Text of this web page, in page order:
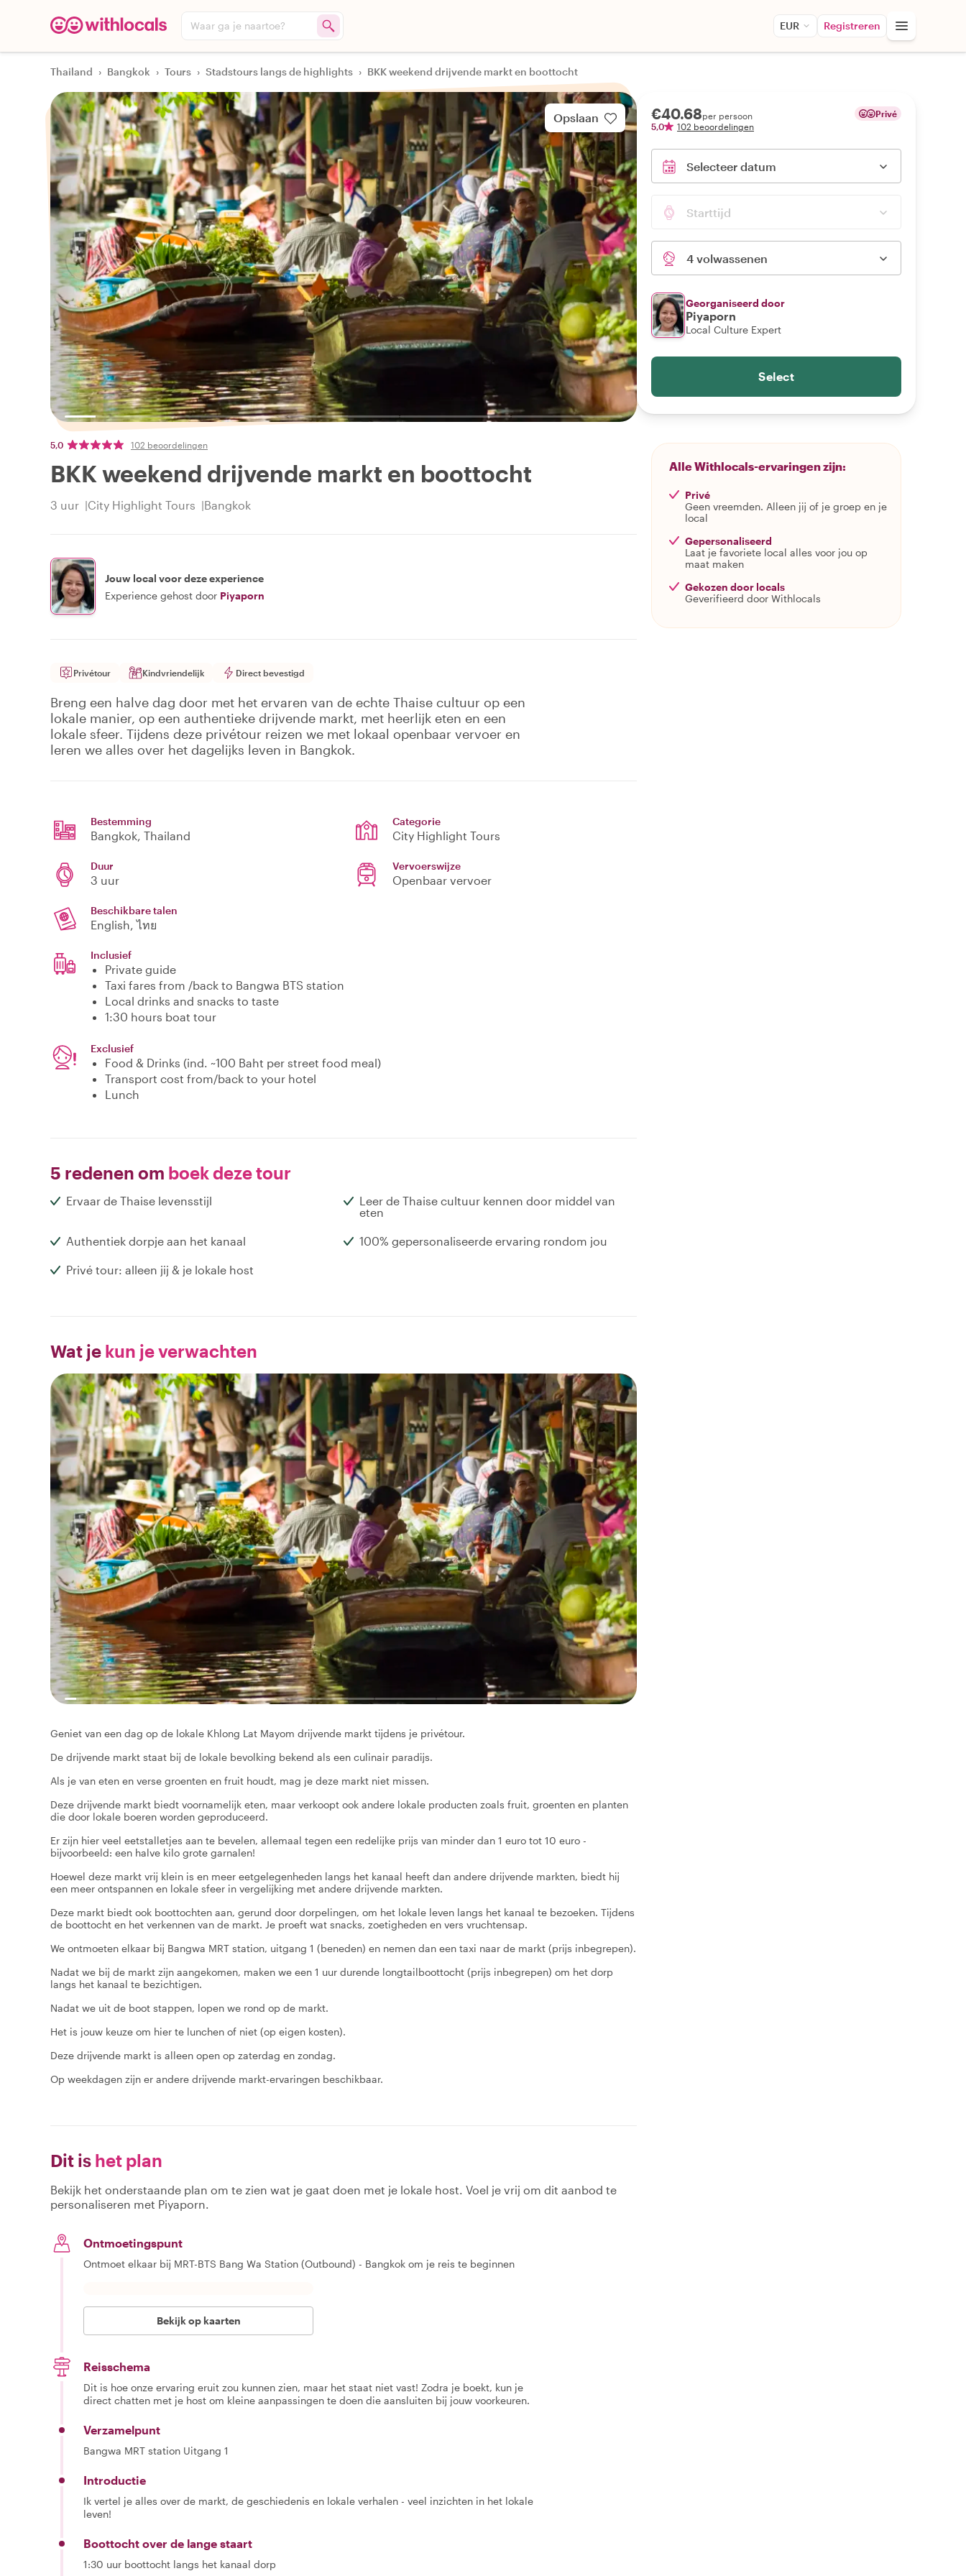
Waar ga je naartoe? EUR Registreren
Thailand › Bangkok › Tours › Stadstours langs de highlights › BKK weekend drijvende markt en boottocht
Opslaan
5,0 102 beoordelingen
BKK weekend drijvende markt en boottocht
3 uur City Highlight Tours Bangkok
Jouw local voor deze experience
Experience gehost door Piyaporn
Privétour Kindvriendelijk Direct bevestigd
Breng een halve dag door met het ervaren van de echte Thaise cultuur op een
lokale manier, op een authentieke drijvende markt, met heerlijk eten en een
lokale sfeer. Tijdens deze privétour reizen we met lokaal openbaar vervoer en
leren we alles over het dagelijks leven in Bangkok.
Bestemming
Bangkok, Thailand
Categorie
City Highlight Tours
Duur
3 uur
Vervoerswijze
Openbaar vervoer
Beschikbare talen
English, ไทย
Inclusief
Private guide
Taxi fares from /back to Bangwa BTS station
Local drinks and snacks to taste
1:30 hours boat tour
Exclusief
Food & Drinks (ind. ~100 Baht per street food meal)
Transport cost from/back to your hotel
Lunch
5 redenen om boek deze tour
Ervaar de Thaise levensstijl
Leer de Thaise cultuur kennen door middel van
eten
Authentiek dorpje aan het kanaal 100% gepersonaliseerde ervaring rondom jou
Privé tour: alleen jij & je lokale host
Wat je kun je verwachten
Geniet van een dag op de lokale Khlong Lat Mayom drijvende markt tijdens je privétour.
De drijvende markt staat bij de lokale bevolking bekend als een culinair paradijs.
Als je van eten en verse groenten en fruit houdt, mag je deze markt niet missen.
Deze drijvende markt biedt voornamelijk eten, maar verkoopt ook andere lokale producten zoals fruit, groenten en planten
die door lokale boeren worden geproduceerd.
Er zijn hier veel eetstalletjes aan te bevelen, allemaal tegen een redelijke prijs van minder dan 1 euro tot 10 euro -
bijvoorbeeld: een halve kilo grote garnalen!
Hoewel deze markt vrij klein is en meer eetgelegenheden langs het kanaal heeft dan andere drijvende markten, biedt hij
een meer ontspannen en lokale sfeer in vergelijking met andere drijvende markten.
Deze markt biedt ook boottochten aan, gerund door dorpelingen, om het lokale leven langs het kanaal te bezoeken. Tijdens
de boottocht en het verkennen van de markt. Je proeft wat snacks, zoetigheden en vers vruchtensap.
We ontmoeten elkaar bij Bangwa MRT station, uitgang 1 (beneden) en nemen dan een taxi naar de markt (prijs inbegrepen).
Nadat we bij de markt zijn aangekomen, maken we een 1 uur durende longtailboottocht (prijs inbegrepen) om het dorp
langs het kanaal te bezichtigen.
Nadat we uit de boot stappen, lopen we rond op de markt.
Het is jouw keuze om hier te lunchen of niet (op eigen kosten).
Deze drijvende markt is alleen open op zaterdag en zondag.
Op weekdagen zijn er andere drijvende markt-ervaringen beschikbaar.
Dit is het plan
Bekijk het onderstaande plan om te zien wat je gaat doen met je lokale host. Voel je vrij om dit aanbod te
personaliseren met Piyaporn.
Ontmoetingspunt
Ontmoet elkaar bij MRT-BTS Bang Wa Station (Outbound) - Bangkok om je reis te beginnen
Bekijk op kaarten
Reisschema
Dit is hoe onze ervaring eruit zou kunnen zien, maar het staat niet vast! Zodra je boekt, kun je
direct chatten met je host om kleine aanpassingen te doen die aansluiten bij jouw voorkeuren.
Verzamelpunt
Bangwa MRT station Uitgang 1
Introductie
Ik vertel je alles over de markt, de geschiedenis en lokale verhalen - veel inzichten in het lokale
leven!
Boottocht over de lange staart
1:30 uur boottocht langs het kanaal dorp
€40.68per persoon
5,0
102 beoordelingen
Privé
Selecteer datum
Starttijd
4 volwassenen
Georganiseerd door
Piyaporn
Local Culture Expert
Select
Alle Withlocals-ervaringen zijn:
Privé
Geen vreemden. Alleen jij of je groep en je
local
Gepersonaliseerd
Laat je favoriete local alles voor jou op
maat maken
Gekozen door locals
Geverifieerd door Withlocals